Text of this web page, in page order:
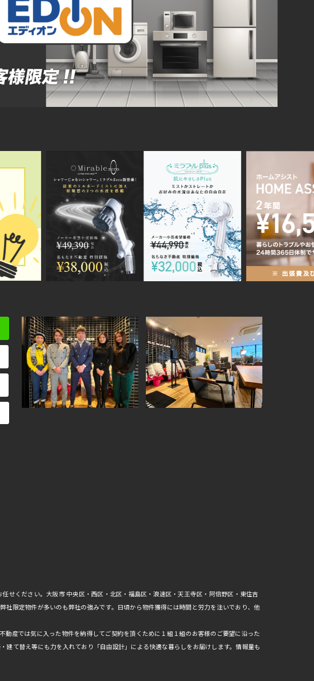
せください。大阪市 中央区・西区・北区・福島区・浪速区・天王寺区・阿倍野区・東住吉
限定物件が多いのも弊社の強みです。日頃から物件獲得には時間と労力を注いでおり、他
産では気に入った物件を納得してご契約を頂くために１組１組のお客様のご要望に沿った
て替え等にも力を入れており「自由設計」による快適な暮らしをお届けします。情報量も